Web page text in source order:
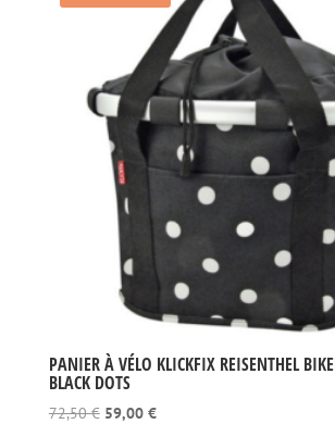
PANIER À VÉLO KLICKFIX REISENTHEL
BLACK DOTS
72,50€ Le
59,00 €Le